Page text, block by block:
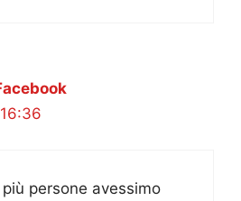
persone avessimo